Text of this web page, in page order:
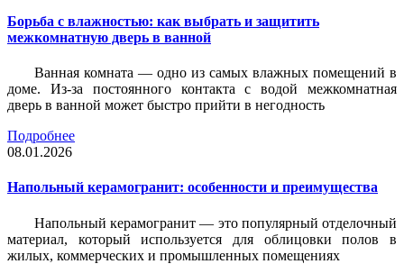
Борьба с влажностью: как выбрать и защитить
межкомнатную дверь в ванной
Ванная комната — одно из самых влажных помещений в
доме. Из-за постоянного контакта с водой межкомнатная
дверь в ванной может быстро прийти в негодность
Подробнее
08.01.2026
Напольный керамогранит: особенности и преимущества
Напольный керамогранит — это популярный отделочный
материал, который используется для облицовки полов в
жилых, коммерческих и промышленных помещениях